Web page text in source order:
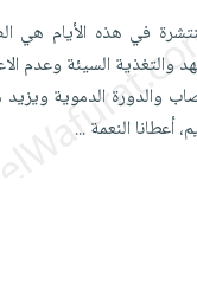
في هذه الأيام هي
والتغذية السيئة وعدم
والدورة الدموية
أعطانا النعمة...